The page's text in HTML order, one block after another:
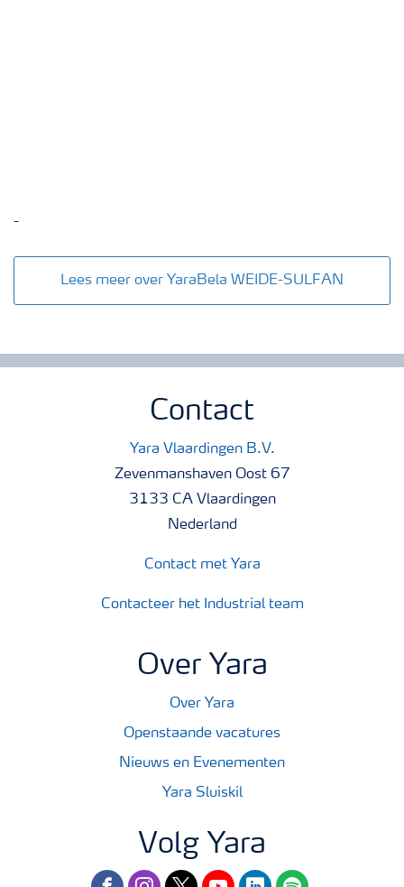
-
Lees meer over YaraBela WEIDE-SULFAN
Contact
Yara Vlaardingen B.V.
Zevenmanshaven Oost 67
3133 CA Vlaardingen
Nederland
Contact met Yara
Contacteer het Industrial team
Over Yara
Over Yara
Openstaande vacatures
Nieuws en Evenementen
Yara Sluiskil
Volg Yara
facebookinstagram
twitteryoutubelinkedinspotify